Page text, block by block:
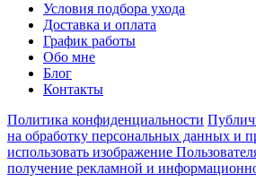
Условия подбора ухода
Доставка и оплата
График работы
Обо мне
Блог
Контакты
Политика конфиденциальности
на обработку персональных данных и
использовать изображение
получение рекламной и